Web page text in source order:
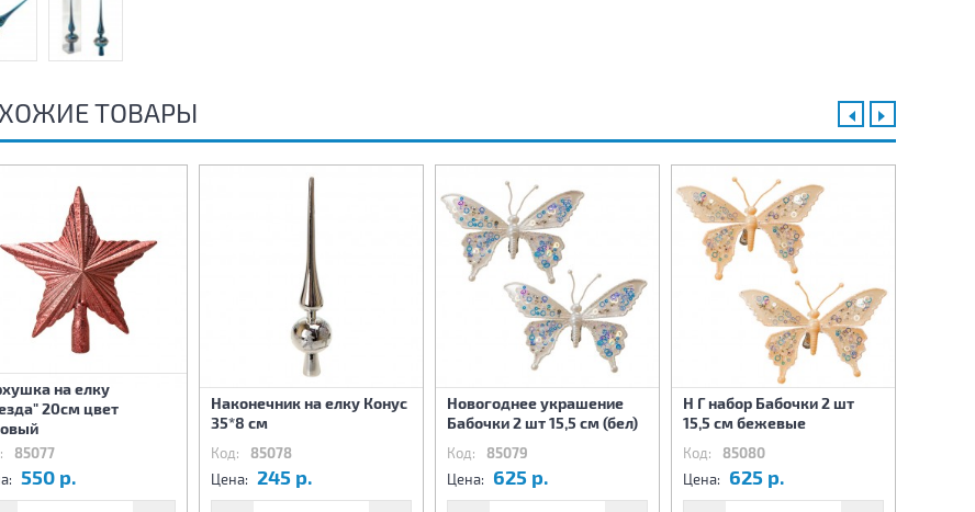
ТОВАРЫ
на елку
20см цвет
85077
550 р.
Наконечник на елку Конус
35*8 см
Код: 85078
Цена: 245 р.
Новогоднее украшение
Бабочки 2 шт 15,5 см (бел)
Код: 85079
Цена: 625 р.
Н Г набор Бабочки 2 шт
15,5 см бежевые
Код: 85080
Цена: 625 р.